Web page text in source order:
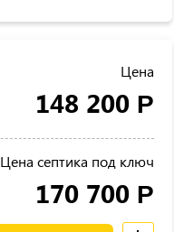
Цена
148 200 Р
Цена септика под ключ
170 700 Р